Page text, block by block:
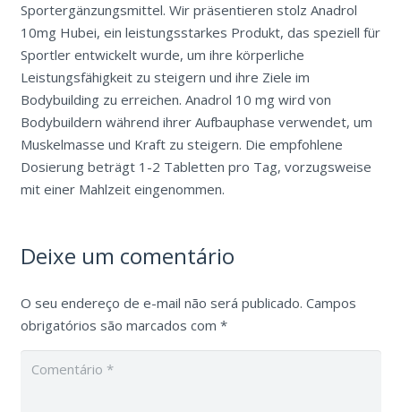
Sportergänzungsmittel. Wir präsentieren stolz Anadrol
10mg Hubei, ein leistungsstarkes Produkt, das speziell für
Sportler entwickelt wurde, um ihre körperliche
Leistungsfähigkeit zu steigern und ihre Ziele im
Bodybuilding zu erreichen. Anadrol 10 mg wird von
Bodybuildern während ihrer Aufbauphase verwendet, um
Muskelmasse und Kraft zu steigern. Die empfohlene
Dosierung beträgt 1-2 Tabletten pro Tag, vorzugsweise
mit einer Mahlzeit eingenommen.
Deixe um comentário
O seu endereço de e-mail não será publicado. Campos
obrigatórios são marcados com *